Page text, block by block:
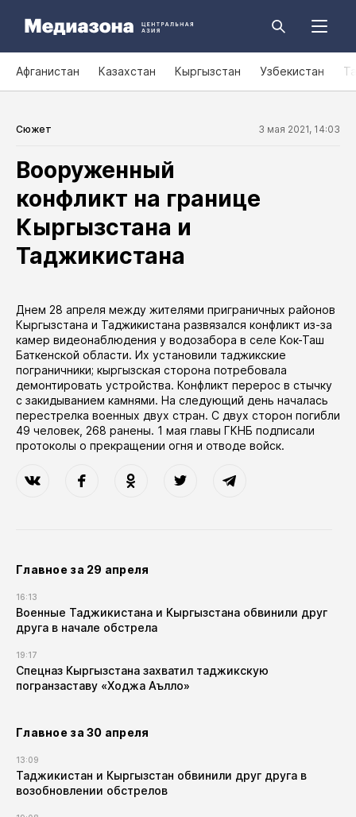
Афганистан Казахстан Кыргызстан Узбекистан
Сюжет 3 мая 2021, 14:03
Вооруженный
конфликт на границе
Кыргызстана и
Таджикистана
Днем 28 апреля между жителями приграничных районов
Кыргызстана и Таджикистана развязался конфликт из-за
камер видеонаблюдения у водозабора в селе Кок-Таш
Баткенской области. Их установили таджикские
пограничники; кыргызская сторона потребовала
демонтировать устройства. Конфликт перерос в стычку
с закидыванием камнями. На следующий день началась
перестрелка военных двух стран. С двух сторон погибли
49 человек, 268 ранены. 1 мая главы ГКНБ подписали
протоколы о прекращении огня и отводе войск.
Главное за 29 апреля
16:13
Военные Таджикистана и Кыргызстана обвинили друг
друга в начале обстрела
19:17
Спецназ Кыргызстана захватил таджикскую
погранзаставу «Ходжа Аълло»
Главное за 30 апреля
13:09
Таджикистан и Кыргызстан обвинили друг друга в
возобновлении обстрелов